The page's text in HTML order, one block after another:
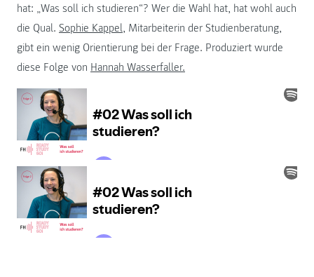
hat: „Was soll ich studieren“? Wer die Wahl hat, hat wohl auch
die Qual. Sophie Kappel, Mitarbeiterin der Studienberatung,
gibt ein wenig Orientierung bei der Frage. Produziert wurde
diese Folge von Hannah Wasserfaller.